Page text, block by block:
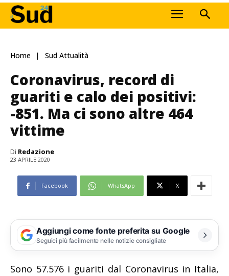
Home Sud Attualità
Coronavirus, record di
guariti e calo dei positivi:
-851. Ma ci sono altre 464
vittime
Di Redazione
23 APRILE 2020
Facebook WhatsApp X
Aggiungi come fonte preferita su Google
Seguici più facilmente nelle notizie consigliate
Sono 57.576 i guariti dal Coronavirus in Italia,